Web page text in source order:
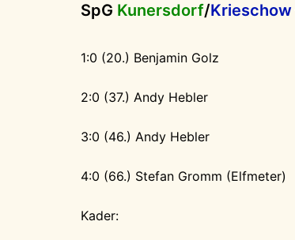
SpG Kunersdorf/Krieschow
1:0 (20.) Benjamin Golz
2:0 (37.) Andy Hebler
3:0 (46.) Andy Hebler
4:0 (66.) Stefan Gromm (Elfmeter)
Kader: